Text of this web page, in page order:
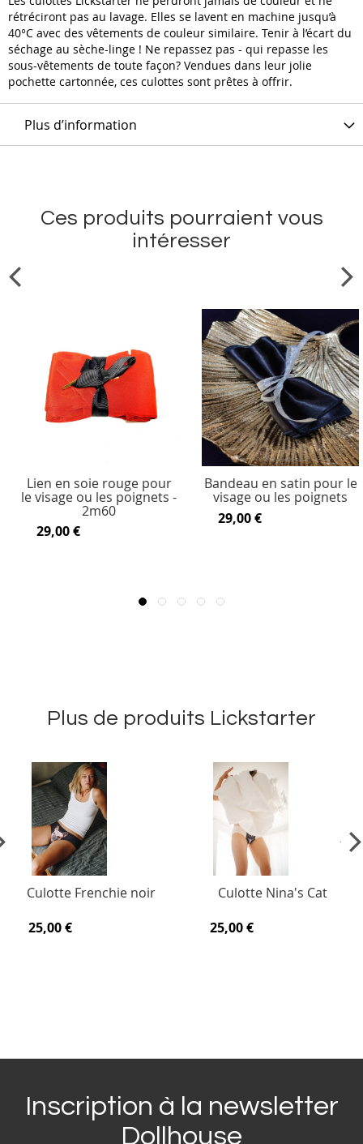
rétréciront pas au lavage. Elles se lavent en machine jusqu’à
40°C avec des vêtements de couleur similaire. Tenir à l’écart du
séchage au sèche-linge ! Ne repassez pas - qui repasse les
sous-vêtements de toute façon?‎ Vendues dans leur jolie
pochette cartonnée, ces culottes sont prêtes à offrir.
Plus d’information
Ces produits pourraient vous
intéresser
Lien en soie rouge pour
le visage ou les poignets -
2m60
29,00 €
Bandeau en satin pour le
visage ou les poignets
29,00 €
Plus de produits Lickstarter
Culotte Frenchie noir
25,00 €
Culotte Nina's Cat
25,00 €
Inscription à la newsletter
Dollhouse